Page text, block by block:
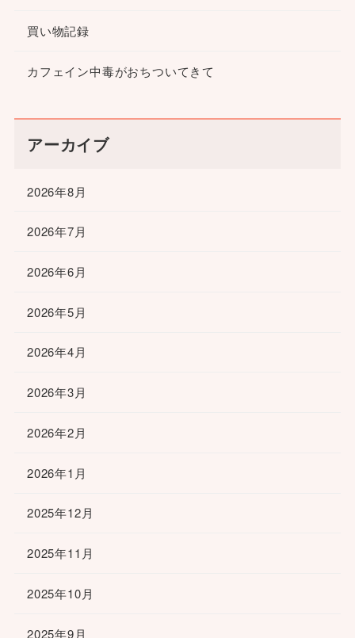
買い物記録
カフェイン中毒がおちついてきて
アーカイブ
2026年8月
2026年7月
2026年6月
2026年5月
2026年4月
2026年3月
2026年2月
2026年1月
2025年12月
2025年11月
2025年10月
2025年9月